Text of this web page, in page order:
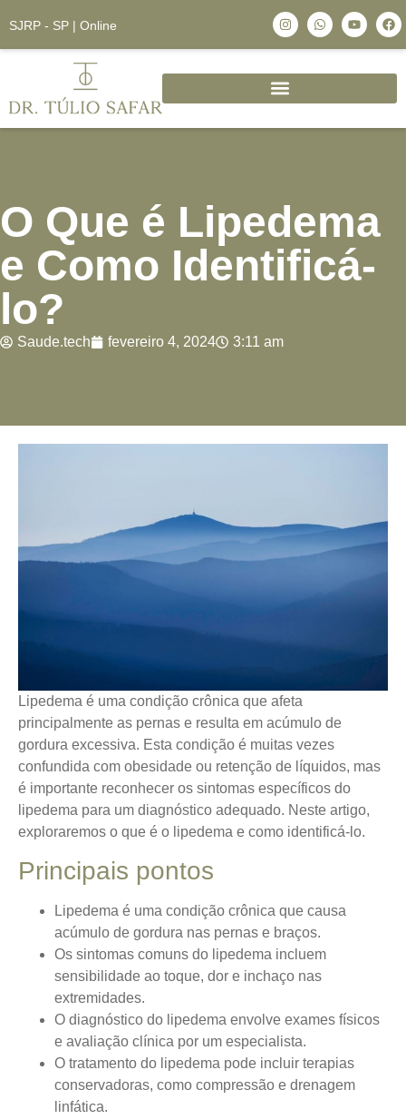
SJRP - SP | Online
O Que é Lipedema
e Como Identificá-
lo?
Saude.tech fevereiro 4, 2024 3:11 am
Lipedema é uma condição crônica que afeta
principalmente as pernas e resulta em acúmulo de
gordura excessiva. Esta condição é muitas vezes
confundida com obesidade ou retenção de líquidos, mas
é importante reconhecer os sintomas específicos do
lipedema para um diagnóstico adequado. Neste artigo,
exploraremos o que é o lipedema e como identificá-lo.
Principais pontos
Lipedema é uma condição crônica que causa
acúmulo de gordura nas pernas e braços.
Os sintomas comuns do lipedema incluem
sensibilidade ao toque, dor e inchaço nas
extremidades.
O diagnóstico do lipedema envolve exames físicos
e avaliação clínica por um especialista.
O tratamento do lipedema pode incluir terapias
conservadoras, como compressão e drenagem
linfática.